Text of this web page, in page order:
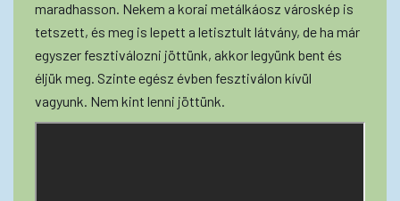
maradhasson. Nekem a korai metálkáosz városkép is
tetszett, és meg is lepett a letisztult látvány, de ha már
egyszer fesztiválozni jöttünk, akkor legyünk bent és
éljük meg. Szinte egész évben fesztiválon kívül
vagyunk. Nem kint lenni jöttünk.